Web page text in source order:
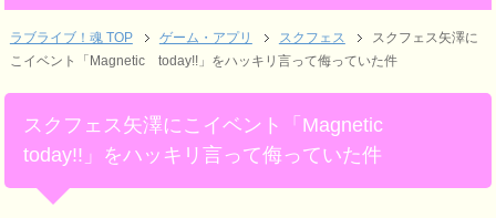
ラブライブ！魂 TOP ゲーム・アプリ スクフェス
スクフェス矢澤に
こイベント「Magnetic today!!」をハッキリ言って侮っていた件
スクフェス矢澤にこイベント「Magnetic
today!!」をハッキリ言って侮っていた件